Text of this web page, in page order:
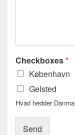
Checkboxes*
København
Gelsted
Hvad hedder
Send